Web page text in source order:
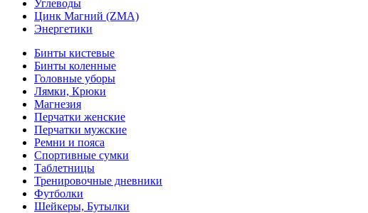
Углеводы
Цинк Магний (ZMA)
Энергетики
Бинты кистевые
Бинты коленные
Головные уборы
Лямки, Крюки
Магнезия
Перчатки женские
Перчатки мужские
Ремни и пояса
Спортивные сумки
Таблетницы
Тренировочные дневники
Футболки
Шейкеры, Бутылки